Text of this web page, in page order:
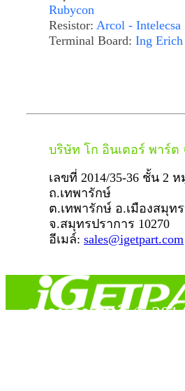
Rubycon
Resistor: Arcol - Intelecsa
Terminal Board: Ing Erich
บริษัท โก อินเตอร์ พาร์ต
เลขที่ 2014/35-36 ชั้น 2 ห
ถ.เทพารักษ์
ต.เทพารักษ์ อ.เมืองสมุท
จ.สมุทรปราการ 10270
อีเมล์: sales@igetpart.com
สงวนลิขสิทธิ์ ©